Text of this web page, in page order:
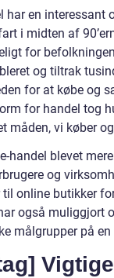
har en
i midten af
for
og tiltrak
for at købe og
for handel tog
måden, vi køber
handel blevet
og
til online butikker
også muliggjort
målgrupper på